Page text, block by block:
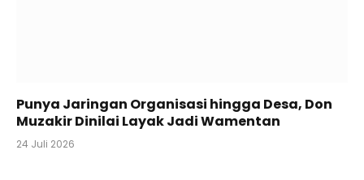
Punya Jaringan Organisasi hingga Desa, Don
Muzakir Dinilai Layak Jadi Wamentan
24 Juli 2026